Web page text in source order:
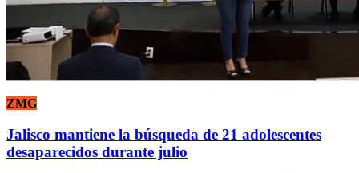
ZMG
Jalisco mantiene la búsqueda de 21 adolescentes
desaparecidos durante julio